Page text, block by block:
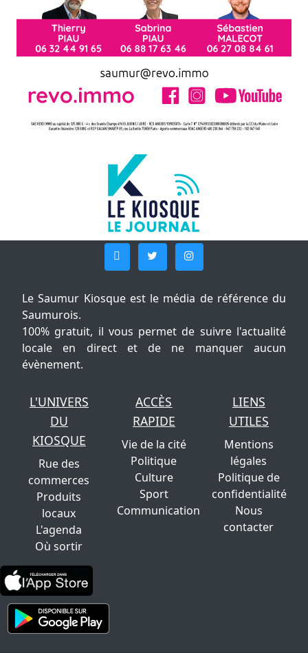
Le Saumur Kiosque est le média de référence du
Saumurois.
100% gratuit, il vous permet de suivre l'actualité
locale en direct et de ne manquer aucun
évènement.
L'UNIVERS
DU
KIOSQUE
Rue des
commerces
Produits
locaux
L'agenda
Où sortir
ACCÈS
RAPIDE
Vie de la cité
Politique
Culture
Sport
Communication
LIENS
UTILES
Mentions
légales
Politique de
confidentialité
Nous
contacter